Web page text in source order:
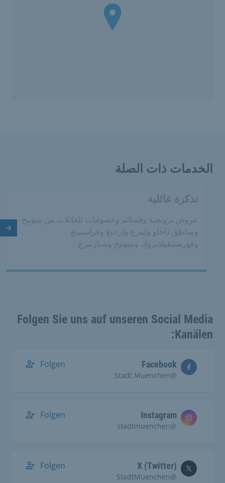
الخدمات ذات الصلة
تذكرة عائلية
عروض ترويجية وقسائم وخصومات للعائلات من ميونيخ
ومناطق داخاو وإيبرغ وإردينغ وفرايسينغ
وفورستنفيلدبروك وميونيخ وشتارنبرغ.
Folgen Sie uns auf unseren Social Media
Kanälen:
Facebook
@Stadt.Muenchen
Folgen
Instagram
@stadtmuenchen
Folgen
X (Twitter)
@StadtMuenchen
Folgen